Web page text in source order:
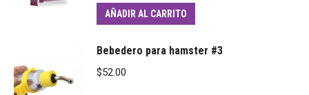
AÑADIR AL CARRITO
Bebedero para hamster #3
$52.00